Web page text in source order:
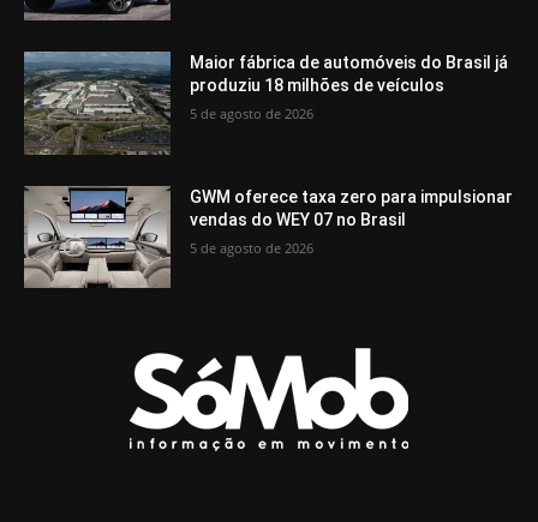
Maior fábrica de automóveis do Brasil já
produziu 18 milhões de veículos
5 de agosto de 2026
GWM oferece taxa zero para impulsionar
vendas do WEY 07 no Brasil
5 de agosto de 2026